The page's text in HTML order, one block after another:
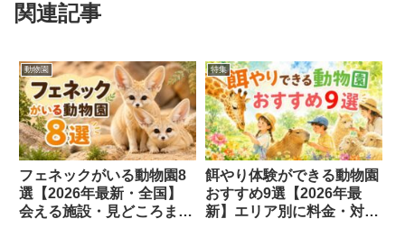
関連記事
動物園
フェネックがいる動物園8
選【2026年最新・全国】
会える施設・見どころまと
特集
餌やり体験ができる動物園
おすすめ9選【2026年最
新】エリア別に料金・対象